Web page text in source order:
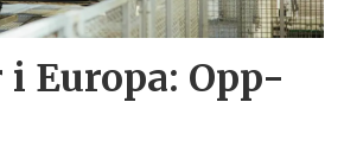
Europa: Opp-